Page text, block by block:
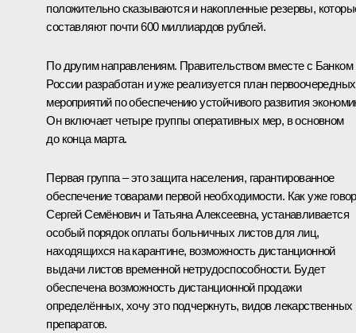
положительно сказываются и накопленные резервы,
составляют почти 600 миллиардов рублей.
По другим направлениям. Правительством вместе с Банком
России разработан и уже реализуется план первоочередных
мероприятий по обеспечению устойчивого развития
Он включает четыре группы оперативных мер, в основном
до конца марта.
Первая группа – это защита населения, гарантированное
обеспечение товарами первой необходимости. Как уже
Сергей Семёнович и Татьяна Алексеевна, устанавливается
особый порядок оплаты больничных листов для лиц,
находящихся на карантине, возможность дистанционной
выдачи листов временной нетрудоспособности. Будет
обеспечена возможность дистанционной продажи
определённых, хочу это подчеркнуть, видов лекарственных
препаратов.